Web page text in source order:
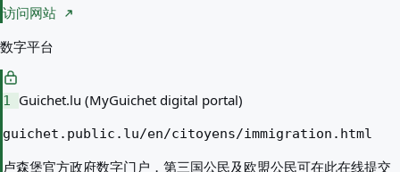
访问网站
数字平台
1 Guichet.lu (MyGuichet digital portal)
guichet.public.lu/en/citoyens/immigration.html
卢森堡官方政府数字门户，第三国公民及欧盟公民可在此在线提交